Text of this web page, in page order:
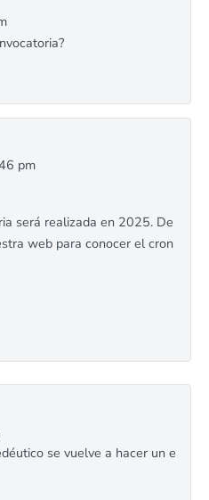
pm
será realizada en 2025. De
web para conocer el cron
se vuelve a hacer un e